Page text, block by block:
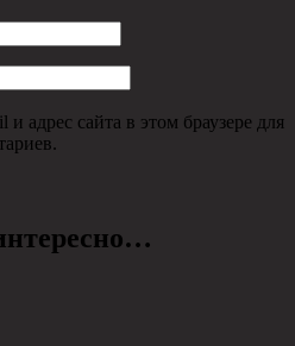
адрес сайта в этом браузере для